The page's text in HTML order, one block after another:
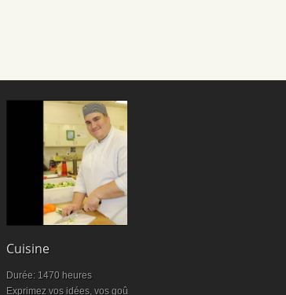
Cuisine
Durée: 1470 heures
Exprimez vos idées, vos goûts, votre